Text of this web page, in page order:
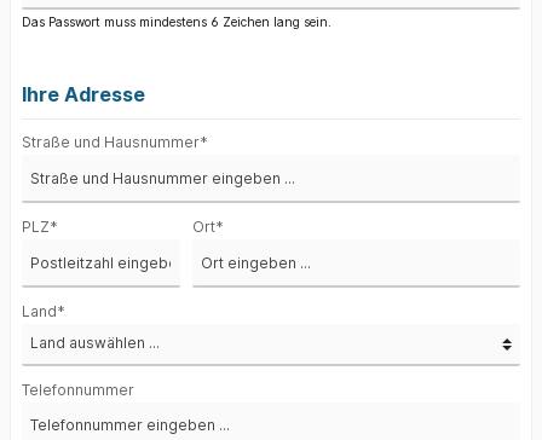
Das Passwort muss mindestens 6 Zeichen lang sein.
Ihre Adresse
Straße und Hausnummer*
PLZ* Ort*
Land*
Telefonnummer